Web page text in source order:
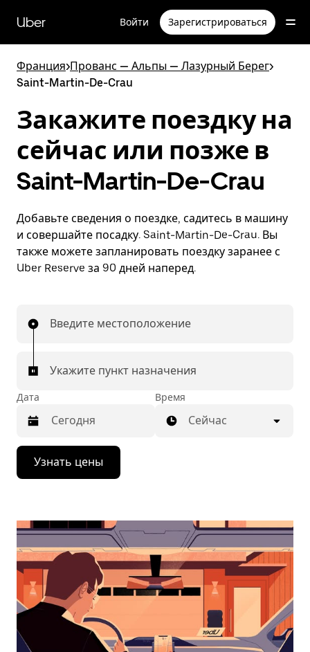
перейти
к
содержимому
Uber Войти Зарегистрироваться
Франция>Прованс — Альпы — Лазурный Берег>
Saint-Martin-De-Crau
Закажите поездку на
сейчас или позже в
Saint-Martin-De-Crau
Добавьте сведения о поездке, садитесь в машину
и совершайте посадку. Saint-Martin-De-Crau. Вы
также можете запланировать поездку заранее с
Uber Reserve за 90 дней наперед.
Введите местоположение
Укажите пункт назначения
Дата
Нажмите
стрелку
вниз,
календарю
выбрать
дату.
Чтобы
закрыть
календарь,
нажмите
Esc.
Время
Сейчас
Узнать цены